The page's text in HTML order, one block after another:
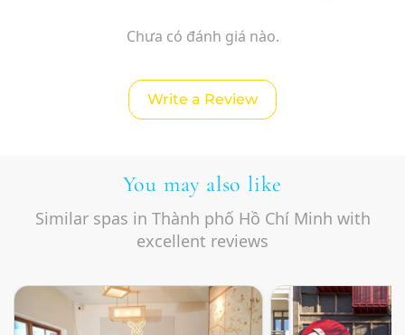
Chưa có đánh giá nào.
Write a Review
You may also like
Similar spas in Thành phố Hồ Chí Minh with
excellent reviews